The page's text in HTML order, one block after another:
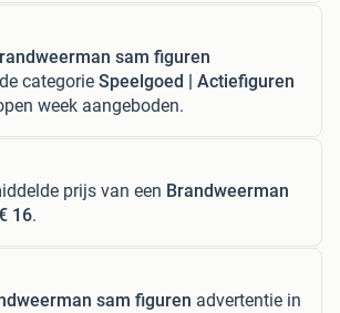
sam figuren
categorie Speelgoed | Actiefiguren
week aangeboden.
prijs van een Brandweerman
16.
sam figuren advertentie in